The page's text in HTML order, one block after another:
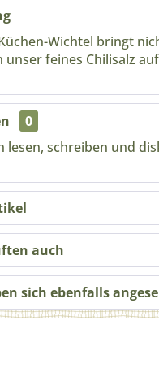
Wichtel bringt
unser feines Chilisalz
0
lesen, schreiben und
auch
sich ebenfalls